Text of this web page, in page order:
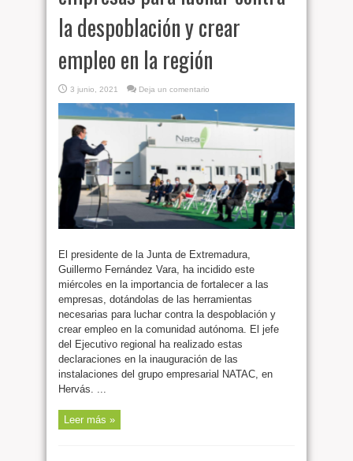
la despoblación y crear
empleo en la región
3 junio, 2021 Deja un comentario
El presidente de la Junta de Extremadura,
Guillermo Fernández Vara, ha incidido este
miércoles en la importancia de fortalecer a las
empresas, dotándolas de las herramientas
necesarias para luchar contra la despoblación y
crear empleo en la comunidad autónoma. El jefe
del Ejecutivo regional ha realizado estas
declaraciones en la inauguración de las
instalaciones del grupo empresarial NATAC, en
Hervás. ...
Leer más »